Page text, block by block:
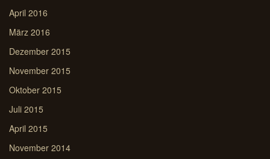
April 2016
März 2016
Dezember 2015
November 2015
Oktober 2015
Juli 2015
April 2015
November 2014